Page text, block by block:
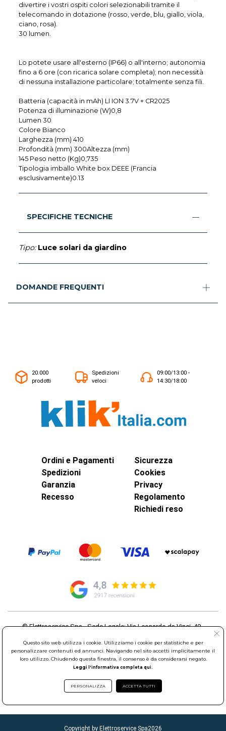
divertire i vostri ospiti colori selezionabili tramite il
telecomando in dotazione (rosso, verde, blu, giallo, viola,
ciano, rosa).
30 lumen.
Lo potete usare all'esterno (IP66) o all'interno; autonomia
fino a 6 ore (con ricarica solare completa); non necessità
di nessuna installazione particolare; totalmente senza fili.
Batteria (capacità in mAh) LI ION 3.7V + CR2025
Potenza di illuminazione (W)0,8
Lumen 30
Colore Bianco
Larghezza (mm) 410
Profondità (mm) 300Altezza (mm)
145 Peso netto (Kg)0,735
Tipologia imballo White box DEEE (Francia
esclusivamente)0.13
SPECIFICHE TECNICHE
Tipo: Luce solari da giardino
DOMANDE FREQUENTI
20.000
prodotti
Spedizioni
veloci
09:00/13:00 -
14:30/18:00
Ordini e Pagamenti
Spedizioni
Garanzia
Recesso
Sicurezza
Cookies
Privacy
Regolamento
Richiedi reso
© Elettroservice Spa - Sede Legale: Via Leonardo da Vinci, 40 -
Partita Iva: 01586761007 - Codice Fiscale: 06634500588 Capitale
Sociale 1.600.000,00 Euro i.v. Iscritto al Registro delle Imprese di
Roma REA: RM-535144
Scalo (RM) - Telefono:06.90095358
Copyright by Elettroservice Spa2026
Questo sito web utilizza i cookie. Utilizziamo i cookie per statistiche e per
personalizzare contenuti ed annunci. Navigando nel sito accetti implicitamente il
loro utilizzo. Chiudendo questa finestra, il consenso è da considerarsi negato.
Leggi l'informativa completa qui.
PERSONALIZZA ACCETTA TUTTI